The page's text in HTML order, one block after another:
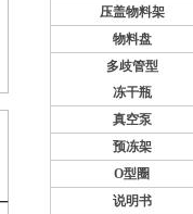
压盖物料架
物料盘
多歧管型
冻干瓶
真空泵
预冻架
O型圈
说明书